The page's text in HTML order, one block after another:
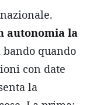
autonomia la
quando
con date
la